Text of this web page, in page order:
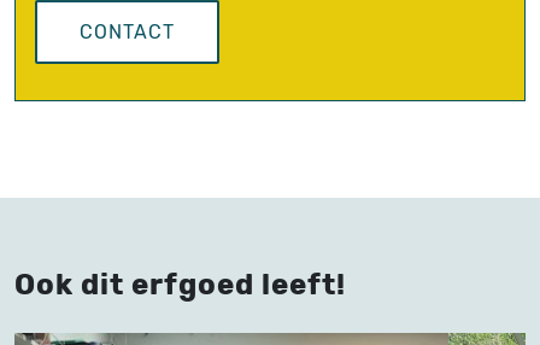
CONTACT
Ook dit erfgoed leeft!